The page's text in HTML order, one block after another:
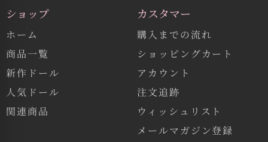
ショップ
ホーム
商品一覧
新作ドール
人気ドール
関連商品
カスタマー
購入までの流れ
ショッピングカート
アカウント
注文追跡
ウィッシュリスト
メールマガジン登録